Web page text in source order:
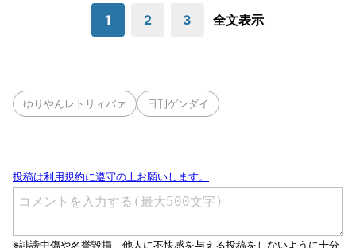
1 2 3 全文表示
ゆりやんレトリィバァ 日刊ゲンダイ